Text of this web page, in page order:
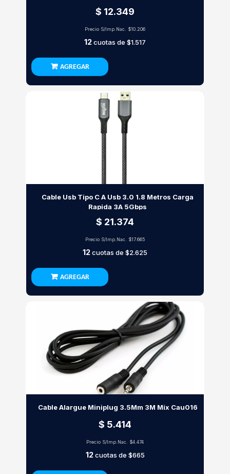
$ 12.349
Precio S/Imp.Nac. $10.206
12cuotas de $1.517
AGREGAR
Cable Usb Tipo C A Usb 3.0 1.8 Metros Carga
Rapida 3A 5Gbps
$ 21.374
Precio S/Imp.Nac. $17.665
12cuotas de $2.625
AGREGAR
Cable Alargue Miniplug 3.5Mm 3M Mix Cau016
$ 5.414
Precio S/Imp.Nac. $4.474
12cuotas de $665